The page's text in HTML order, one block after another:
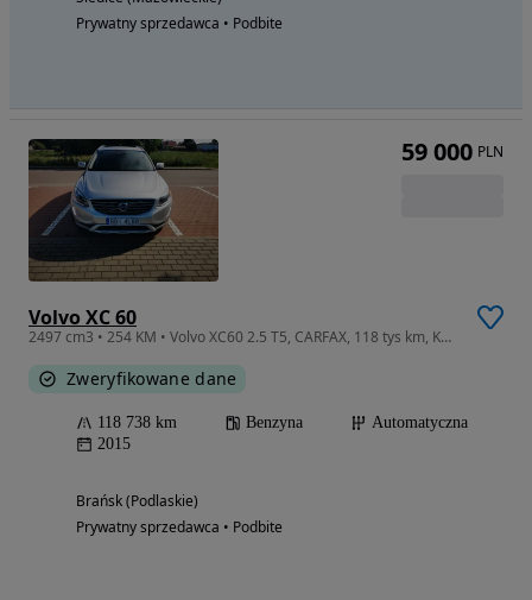
Prywatny sprzedawca • Podbite
Volvo XC 60
2497 cm3 • 254 KM • Volvo XC60 2.5 T5, CARFAX, 118 tys km, Kanada
Zweryfikowane dane
118 738 km Benzyna
Automatyczna
2015
Brańsk (Podlaskie)
Prywatny sprzedawca • Podbite
59 000 PLN